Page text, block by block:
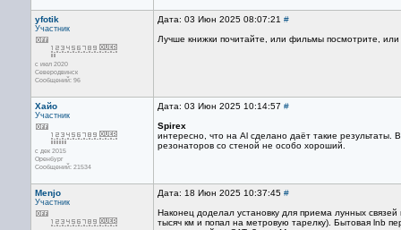
yfotik
Участник
с июл 2020
Северодвинск
Сообщений: 96
Дата: 03 Июн 2025 08:07:21 #
Лучше книжки почитайте, или фильмы посмотрите,
Хайо
Участник
с дек 2015
Оренбург
Сообщений: 21534
Дата: 03 Июн 2025 10:14:57 #
Spirex
интересно, что на Al сделано даёт такие результаты.
резонаторов со стеной не особо хороший.
Menjo
Участник
Дата: 18 Июн 2025 10:37:45 #
Наконец доделал установку для приема лунных
тысяч км и попал на метровую тарелку). Бытовая lnb